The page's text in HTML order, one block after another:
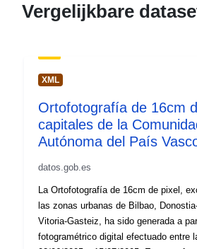
Soort:
uriRef:
Vergelijkbare
XML
Ortofotografía de 16cm
capitales de la
Autónoma del País
datos.gob.es
La Ortofotografía de 16cm de pixel,
las zonas urbanas de Bilbao,
Vitoria-Gasteiz, ha sido generada a
fotogramétrico digital efectuado entre